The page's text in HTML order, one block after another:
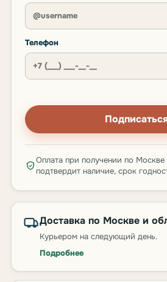
Телефон
Оплата при получении по
подтвердит наличие, срок
Доставка по Москве и
Курьером на следующий день.
Подробнее